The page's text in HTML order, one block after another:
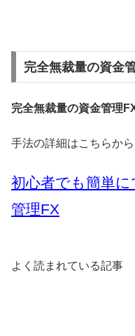
完全無裁量の資金
完全無裁量の資金管理
手法の詳細はこちらから
初心者でも簡単
管理FX
よく読まれている記事